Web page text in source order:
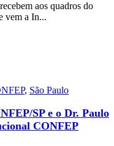
aos quadros do
vem a In...
, São Paulo
SP e o Dr. Paulo
CONFEP